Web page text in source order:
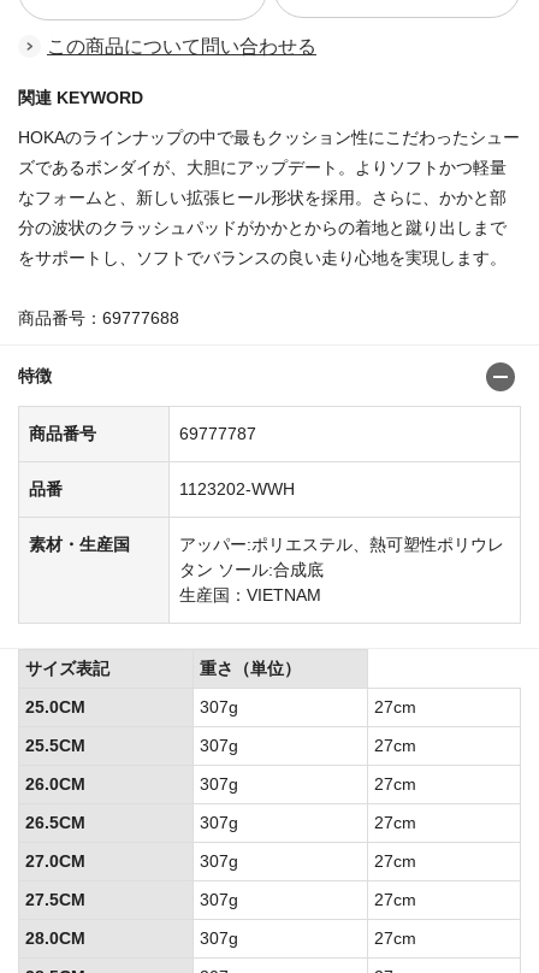
この商品について問い合わせる
関連 KEYWORD
HOKAのラインナップの中で最もクッション性にこだわったシュー
ズであるボンダイが、大胆にアップデート。よりソフトかつ軽量
なフォームと、新しい拡張ヒール形状を採用。さらに、かかと部
分の波状のクラッシュパッドがかかとからの着地と蹴り出しまで
をサポートし、ソフトでバランスの良い走り心地を実現します。
商品番号：69777688
特徴
商品番号 69777787
品番 1123202-WWH
素材・生産国
アッパー:ポリエステル、熱可塑性ポリウレ
タン ソール:合成底
生産国：VIETNAM
サイズ表記
重さ（単位）
25.0CM
307g
27cm
25.5CM
307g
27cm
26.0CM
307g
27cm
26.5CM
307g
27cm
27.0CM
307g
27cm
27.5CM
307g
27cm
28.0CM
307g
27cm